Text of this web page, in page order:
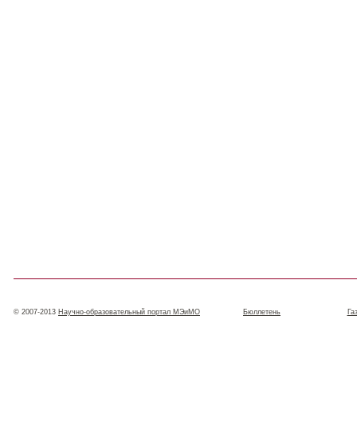
© 2007-2013 Научно-образовательный портал МЭиМО Бюллетень